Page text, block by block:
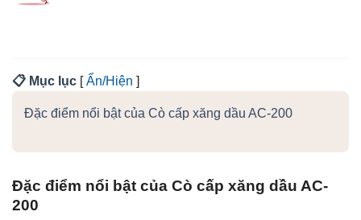
📋 Mục lục [Ẩn/Hiện ]
Đặc điểm nổi bật của Cò cấp xăng dầu AC-200
Đặc điểm nổi bật của Cò cấp xăng dầu AC-
200